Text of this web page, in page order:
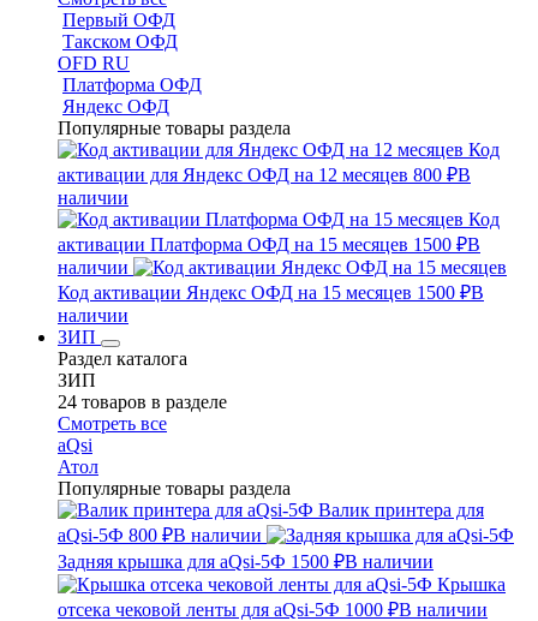
Первый ОФД
Такском ОФД
OFD RU
Платформа ОФД
Яндекс ОФД
Популярные товары раздела
Код
активации для Яндекс ОФД на 12 месяцев 800 ₽В
наличии
Код
активации Платформа ОФД на 15 месяцев 1500 ₽В
наличии
Код активации Яндекс ОФД на 15 месяцев 1500 ₽В
наличии
ЗИП
Раздел каталога
ЗИП
24 товаров в разделе
Смотреть все
aQsi
Атол
Популярные товары раздела
Валик принтера для
aQsi-5Ф 800 ₽В наличии
Задняя крышка для aQsi-5Ф 1500 ₽В наличии
Крышка
отсека чековой ленты для aQsi-5Ф 1000 ₽В наличии